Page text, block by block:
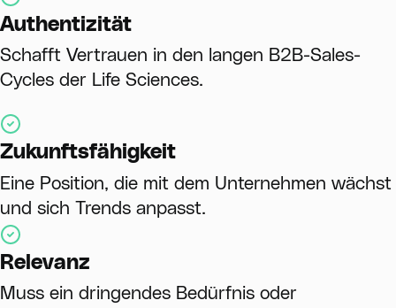
Authentizität
Schafft Vertrauen in den langen B2B-Sales-
Cycles der Life Sciences.
Zukunftsfähigkeit
Eine Position, die mit dem Unternehmen wächst
und sich Trends anpasst.
Relevanz
Muss ein dringendes Bedürfnis oder